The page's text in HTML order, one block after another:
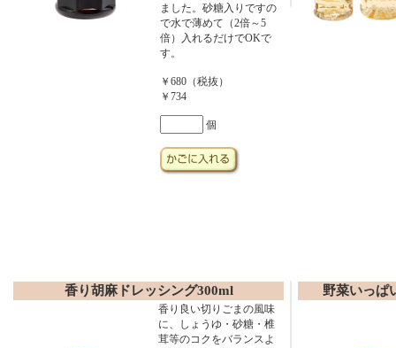
ました。砂糖入りですの
で水で薄めて（2倍～5
倍）入れるだけでOKで
す。
￥680（税抜）
￥734
個
香り胡麻ドレッシング300ml
香り良い切りごまの風味
に、しょうゆ・砂糖・椎
茸等のコクをバランスよ
野菜いっぱ